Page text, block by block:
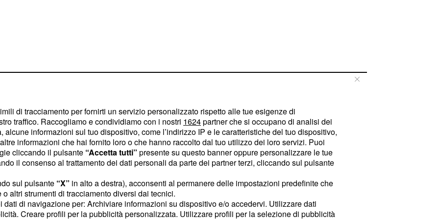
ha dominato sugli
che i più
marsupio.Non vi
deciso di
di tracciamento per fornirti un servizio personalizzato rispetto alle tue esigenze di
traffico. Raccogliamo e condividiamo con i nostri 1624partner che si occupano di analisi dei
informazioni sul tuo dispositivo, come l’indirizzo IP e le caratteristiche del tuo dispositivo,
informazioni che hai fornito loro o che hanno raccolto dal tuo utilizzo dei loro servizi. Puoi
cliccando il pulsante “Accetta tutti” presente su questo banner oppure personalizzare le tue
il consenso al trattamento dei dati personali da parte dei partner terzi, cliccando sul pulsante
sul pulsante “X” in alto a destra), acconsenti al permanere delle impostazioni predefinite che
altri strumenti di tracciamento diversi dai tecnici.
dati di navigazione per: Archiviare informazioni su dispositivo e/o accedervi. Utilizzare dati
Creare profili per la pubblicità personalizzata. Utilizzare profili per la selezione di pubblicità